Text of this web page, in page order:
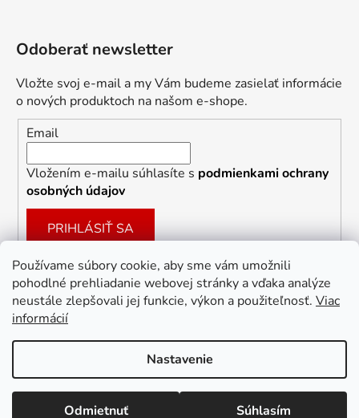
Používame súbory cookie, aby sme vám umožnili
pohodlné prehliadanie webovej stránky a vďaka analýze
neustále zlepšovali jej funkcie, výkon a použiteľnosť. Viac
informácií
Nastavenie
Odmietnuť Súhlasím
Odoberať newsletter
Vložte svoj e-mail a my Vám budeme zasielať informácie
o nových produktoch na našom e-shope.
Email
Vložením e-mailu súhlasíte s podmienkami ochrany
osobných údajov
PRIHLÁSIŤ SA
Facebook
Vytvoril Shoptet